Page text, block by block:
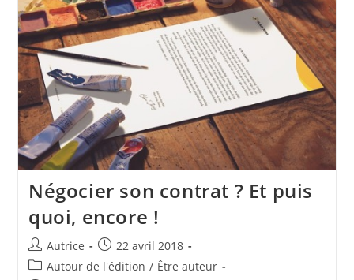
Négocier son contrat ? Et puis
quoi, encore !
Auteur/autrice
de
Autrice
Publication
publiée :
22 avril 2018
PostAutour de l'édition / Être auteur